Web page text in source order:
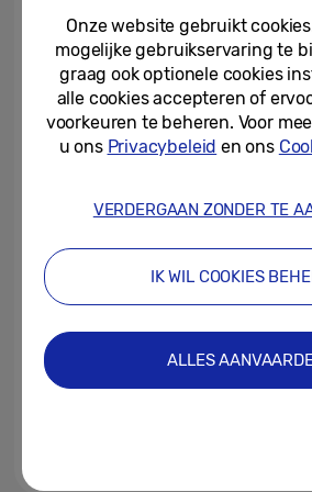
15-07-2026
Deze zomer
van de
‘Your
Nieuwe EU-
Onze website gebruikt
mogelijke gebruikservaring te
graag ook optionele cookies
alle cookies accepteren of
voorkeuren te beheren. Voor
u ons Privacybeleid en ons
VERDERGAAN ZONDER TE
IK WIL COOKIES
ALLES